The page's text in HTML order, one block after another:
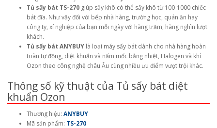
Tủ sấy bát TS-270 giúp sấy khô có thể sấy khô từ 100-1000 chiếc
bát đĩa. Như vậy đối với bếp nhà hàng, trường học, quán ăn hay
công ty, xí nghiệp của bạn mỗi ngày với hàng trăm, hàng nghìn lượt
khách.
Tủ sấy bát ANYBUY là loại máy sấy bát dành cho nhà hàng hoàn
toàn tự động, diệt khuẩn và nấm mốc bằng nhiệt, Halogen và khí
Ozon theo công nghệ châu Âu cùng nhiều ưu điểm vượt trội khác.
Thông số kỹ thuật của Tủ sấy bát diệt
khuẩn Ozon
Thương hiệu: ANYBUY
Mã sản phẩm: TS-270